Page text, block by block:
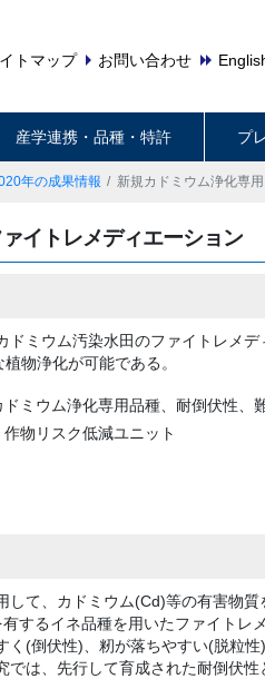
トマップ お問い合わせ
産学連携・品種・特許 プ
年の成果情報 新規カドミウム浄化専
イトレメディエーション
ミウム汚染水田のファイトレメデ
物浄化が可能である。
ミウム浄化専用品種、耐倒伏性、
物リスク低減ユニット
して、カドミウム(Cd)等の有害物質
するイネ品種を用いたファイトレ
く(倒伏性)、籾が落ちやすい(脱粒
は、先行して育成された耐倒伏性